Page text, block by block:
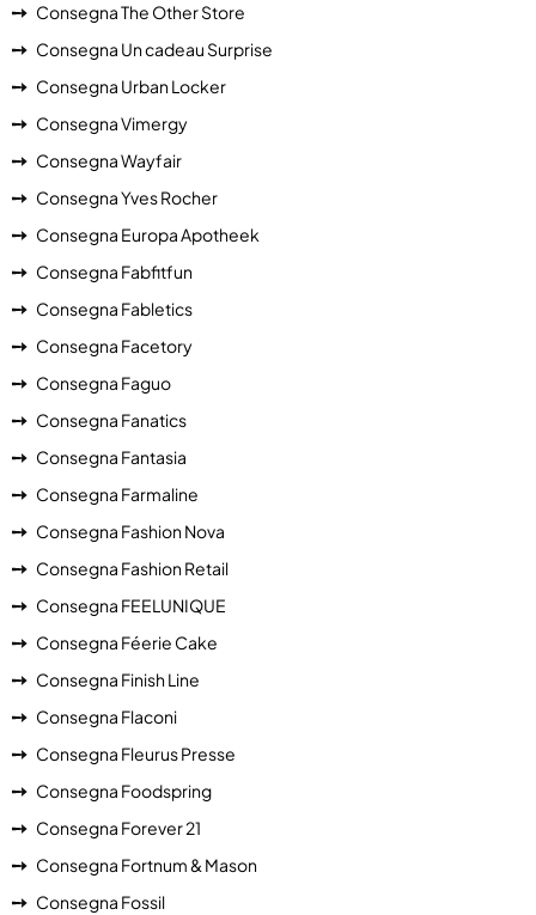
Consegna The Other Store
Consegna Un cadeau Surprise
Consegna Urban Locker
Consegna Vimergy
Consegna Wayfair
Consegna Yves Rocher
Consegna Europa Apotheek
Consegna Fabfitfun
Consegna Fabletics
Consegna Facetory
Consegna Faguo
Consegna Fanatics
Consegna Fantasia
Consegna Farmaline
Consegna Fashion Nova
Consegna Fashion Retail
Consegna FEELUNIQUE
Consegna Féerie Cake
Consegna Finish Line
Consegna Flaconi
Consegna Fleurus Presse
Consegna Foodspring
Consegna Forever 21
Consegna Fortnum & Mason
Consegna Fossil